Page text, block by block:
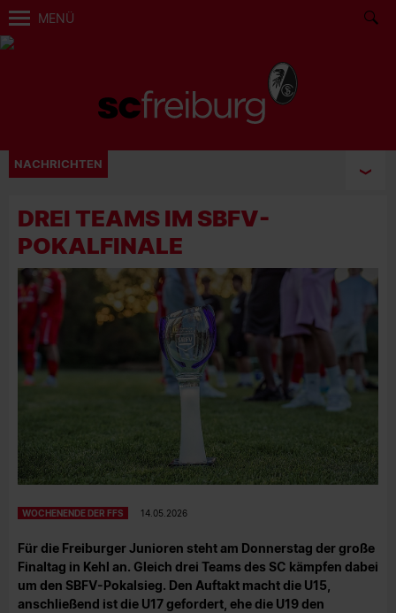
MENÜ
NACHRICHTEN
DREI TEAMS IM SBFV-
POKALFINALE
WOCHENENDE DER FFS 14.05.2026
Für die Freiburger Junioren steht am Donnerstag der große
Finaltag in Kehl an. Gleich drei Teams des SC kämpfen dabei
um den SBFV-Pokalsieg. Den Auftakt macht die U15,
anschließend ist die U17 gefordert, ehe die U19 den